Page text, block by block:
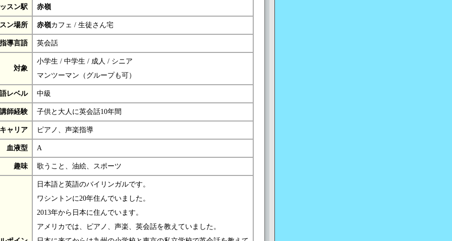
スン駅 赤嶺
ン場所 赤嶺カフェ / 生徒さん宅
指導言語 英会話
対象
小学生 / 中学生 / 成人 / シニア
マンツーマン（グループも可）
レベル 中級
講師経験 子供と大人に英会話10年間
キャリア ピアノ、声楽指導
血液型 A
趣味 歌うこと、油絵、スポーツ
日本語と英語のバイリンガルです。
ワシントンに20年住んでいました。
2013年から日本に住んでいます。
アメリカでは、ピアノ、声楽、英会話を教えていました。